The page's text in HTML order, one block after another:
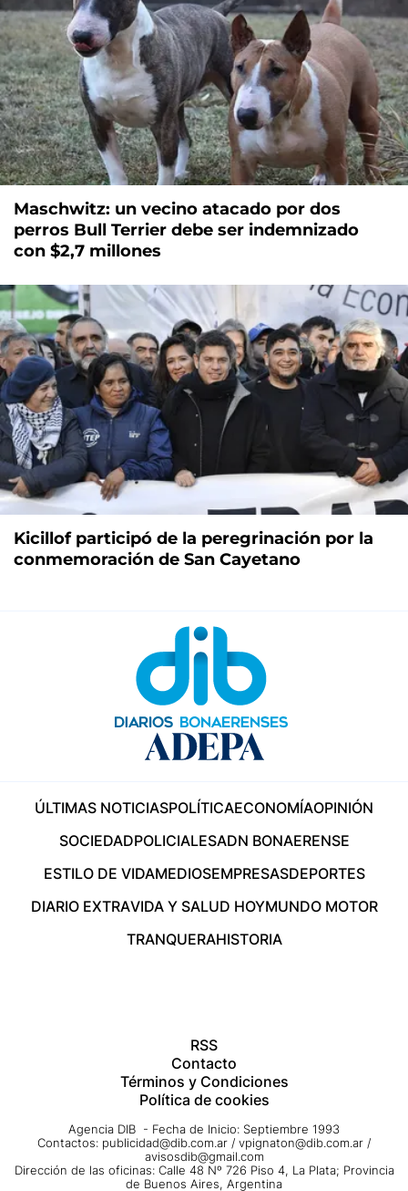
Maschwitz: un vecino atacado por dos
perros Bull Terrier debe ser indemnizado
con $2,7 millones
Kicillof participó de la peregrinación por la
conmemoración de San Cayetano
ÚLTIMAS NOTICIASPOLÍTICAECONOMÍAOPINIÓN
SOCIEDADPOLICIALESADN BONAERENSE
ESTILO DE VIDAMEDIOSEMPRESASDEPORTES
DIARIO EXTRAVIDA Y SALUD HOYMUNDO MOTOR
TRANQUERAHISTORIA
RSS
Contacto
Términos y Condiciones
Política de cookies
Agencia DIB - Fecha de Inicio: Septiembre 1993
Contactos: publicidad@dib.com.ar / vpignaton@dib.com.ar /
avisosdib@gmail.com
Dirección de las oficinas: Calle 48 Nº 726 Piso 4, La Plata; Provincia
de Buenos Aires, Argentina